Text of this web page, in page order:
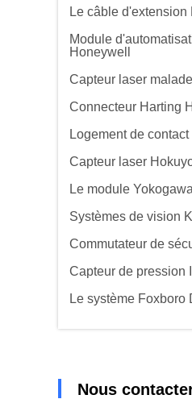
Le câble d'extension
Module
Honeywell
Capteur laser malade
Connecteur Harting
Logement de
Capteur laser
Le module Yokogawa
Systèmes de vision
Commutateur de
Capteur de pression
Le système Foxboro
Nous